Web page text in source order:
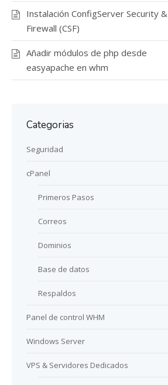
Instalación ConfigServer Security &
Firewall (CSF)
Añadir módulos de php desde
easyapache en whm
Categorias
Seguridad
cPanel
Primeros Pasos
Correos
Dominios
Base de datos
Respaldos
Panel de control WHM
Windows Server
VPS & Servidores Dedicados